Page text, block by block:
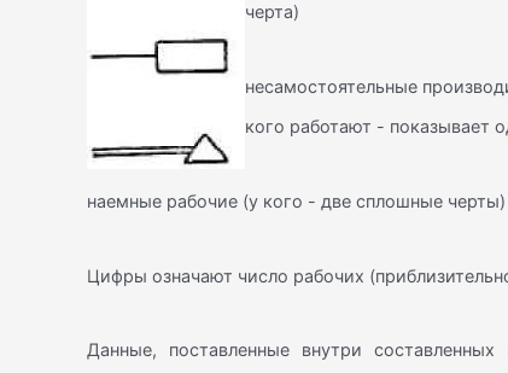
черта)
несамостоятельные
кого работают - показывает
наемные рабочие (у кого - две сплошные черты)
Цифры означают число рабочих
Данные, поставленные внутри